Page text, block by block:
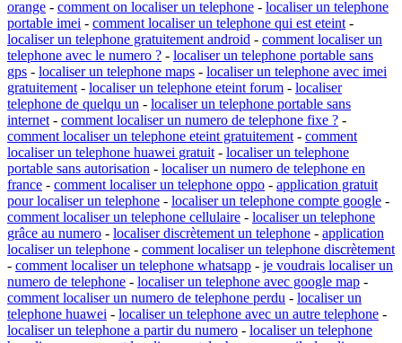
orange - comment on localiser un telephone - localiser un telephone
portable imei - comment localiser un telephone qui est eteint -
localiser un telephone gratuitement android - comment localiser un
telephone avec le numero ? - localiser un telephone portable sans
gps - localiser un telephone maps - localiser un telephone avec imei
gratuitement - localiser un telephone eteint forum - localiser
telephone de quelqu un - localiser un telephone portable sans
internet - comment localiser un numero de telephone fixe ? -
comment localiser un telephone eteint gratuitement - comment
localiser un telephone huawei gratuit - localiser un telephone
portable sans autorisation - localiser un numero de telephone en
france - comment localiser un telephone oppo - application gratuit
pour localiser un telephone - localiser un telephone compte google -
comment localiser un telephone cellulaire - localiser un telephone
grâce au numero - localiser discrètement un telephone - application
localiser un telephone - comment localiser un telephone discrètement
- comment localiser un telephone whatsapp - je voudrais localiser un
numero de telephone - localiser un telephone avec google map -
comment localiser un numero de telephone perdu - localiser un
telephone huawei - localiser un telephone avec un autre telephone -
localiser un telephone a partir du numero - localiser un telephone